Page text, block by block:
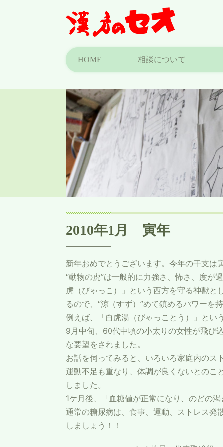
HOME 相談について
2010年1月 寅年
新年おめでとうございます。今年の干支は寅
“動物の虎”は一般的に力強さ、怖さ、度が
虎（びゃっこ）」という西方を守る神獣と
るので、“涼（すず）”めて鎮めるパワーを
例えば、「白虎湯（びゃっことう）」とい
9月中旬、60代中頃の小太りの女性が飛び
な要望をされました。
お話を伺ってみると、いろいろ家庭内のス
運動不足も重なり、体調が良くないとの
しました。
1ケ月後、「血糖値が正常になり、のどの
通常の糖尿病は、食事、運動、ストレス発
しましょう！！